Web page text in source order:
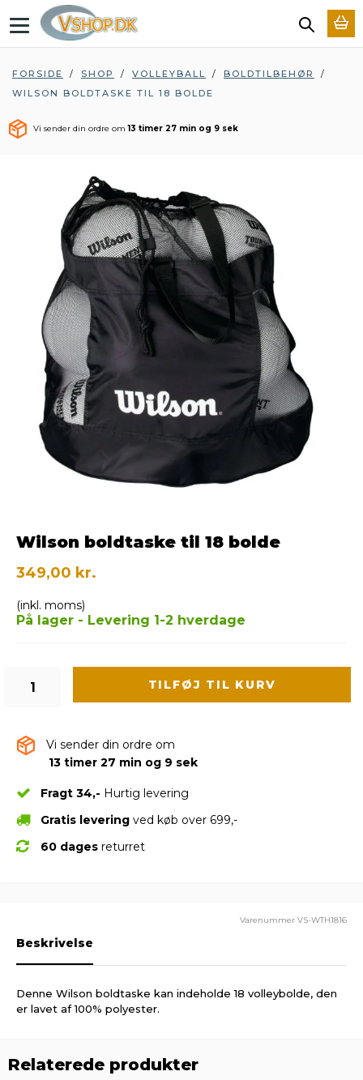
T
g
l
e
a
v
FORSIDE / SHOP / VOLLEYBALL / BOLDTILBEHØR
/
WILSON BOLDTASKE TIL 18 BOLDE
Vi sender din ordre om13 timer 27 min og 8 sek
Wilson boldtaske til 18 bolde
349,00 kr.
(inkl. moms)
På lager - Levering 1-2 hverdage
TILFØJ TIL KURV
Vi sender din ordre om
13 timer 27 min og 8 sek
Fragt 34,- Hurtig levering
Gratis levering ved køb over 699,-
60 dages returret
Varenummer VS-WTH1816
Beskrivelse
Denne Wilson boldtaske kan indeholde 18 volleybolde, den
er lavet af 100% polyester.
Relaterede produkter